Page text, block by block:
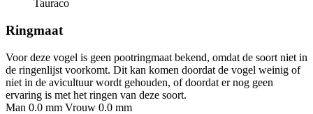
Tauraco
Ringmaat
Voor deze vogel is geen pootringmaat bekend, omdat de soort niet in
de ringenlijst voorkomt. Dit kan komen doordat de vogel weinig of
niet in de avicultuur wordt gehouden, of doordat er nog geen
ervaring is met het ringen van deze soort.
Man 0.0 mm Vrouw 0.0 mm